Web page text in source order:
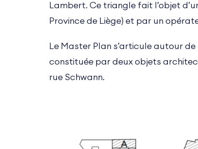
Lambert. Ce triangle fait l’objet
Province de Liège) et par un
Le Master Plan s’articule autour
constituée par deux objets
rue Schwann.